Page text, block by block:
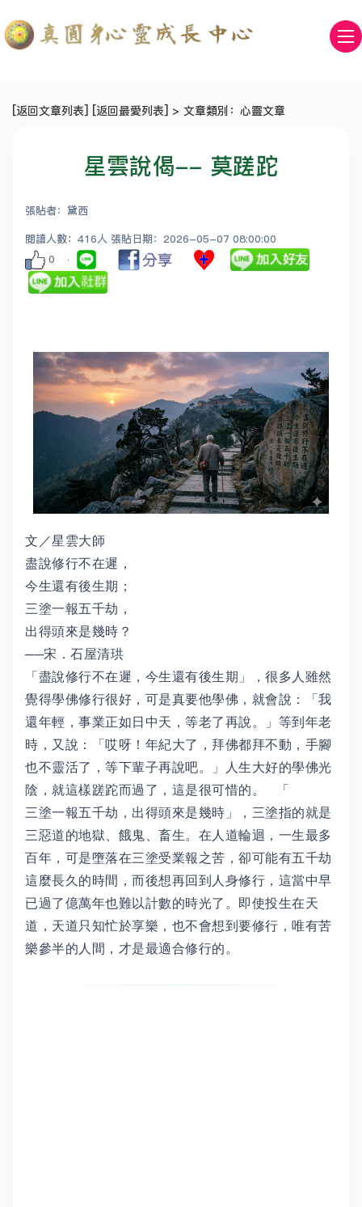
[返回文章列表] [返回最愛列表] > 文章類別：心靈文章
星雲說偈-- 莫蹉跎
張貼者：黛西
閱讀人數：416人 張貼日期：2026-05-07 08:00:00
0
文／星雲大師
盡說修行不在遲，
今生還有後生期；
三塗一報五千劫，
出得頭來是幾時？
──宋．石屋清珙
「盡說修行不在遲，今生還有後生期」，很多人雖然
覺得學佛修行很好，可是真要他學佛，就會說：「我
還年輕，事業正如日中天，等老了再說。」等到年老
時，又說：「哎呀！年紀大了，拜佛都拜不動，手腳
也不靈活了，等下輩子再說吧。」人生大好的學佛光
陰，就這樣蹉跎而過了，這是很可惜的。 「
三塗一報五千劫，出得頭來是幾時」，三塗指的就是
三惡道的地獄、餓鬼、畜生。在人道輪迴，一生最多
百年，可是墮落在三塗受業報之苦，卻可能有五千劫
這麼長久的時間，而後想再回到人身修行，這當中早
已過了億萬年也難以計數的時光了。即使投生在天
道，天道只知忙於享樂，也不會想到要修行，唯有苦
樂參半的人間，才是最適合修行的。